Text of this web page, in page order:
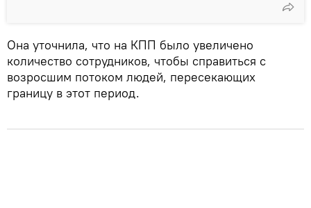
Она уточнила, что на КПП было увеличено
количество сотрудников, чтобы справиться с
возросшим потоком людей, пересекающих
границу в этот период.